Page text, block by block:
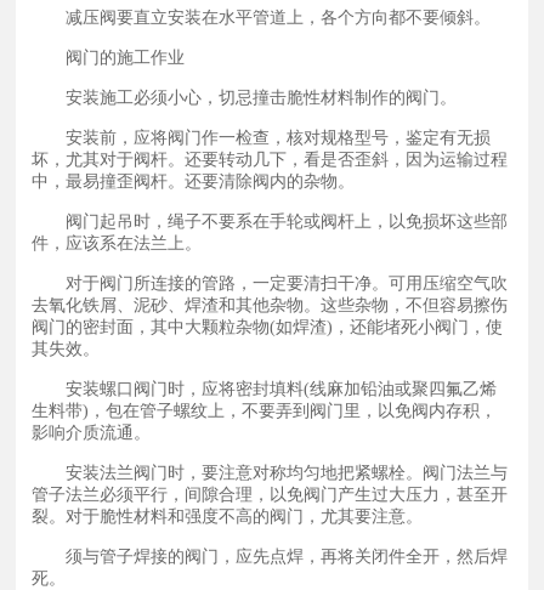
减压阀要直立安装在水平管道上，各个方向都不要倾斜。
阀门的施工作业
安装施工必须小心，切忌撞击脆性材料制作的阀门。
安装前，应将阀门作一检查，核对规格型号，鉴定有无损
坏，尤其对于阀杆。还要转动几下，看是否歪斜，因为运输过程
中，最易撞歪阀杆。还要清除阀内的杂物。
阀门起吊时，绳子不要系在手轮或阀杆上，以免损坏这些部
件，应该系在法兰上。
对于阀门所连接的管路，一定要清扫干净。可用压缩空气吹
去氧化铁屑、泥砂、焊渣和其他杂物。这些杂物，不但容易擦伤
阀门的密封面，其中大颗粒杂物(如焊渣)，还能堵死小阀门，使
其失效。
安装螺口阀门时，应将密封填料(线麻加铅油或聚四氟乙烯
生料带)，包在管子螺纹上，不要弄到阀门里，以免阀内存积，
影响介质流通。
安装法兰阀门时，要注意对称均匀地把紧螺栓。阀门法兰与
管子法兰必须平行，间隙合理，以免阀门产生过大压力，甚至开
裂。对于脆性材料和强度不高的阀门，尤其要注意。
须与管子焊接的阀门，应先点焊，再将关闭件全开，然后焊
死。